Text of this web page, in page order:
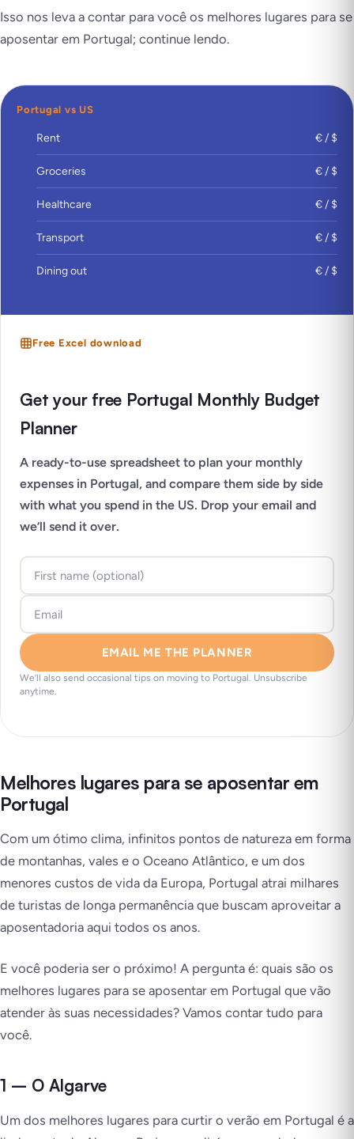
Isso nos leva a contar para você os melhores lugares para se
aposentar em Portugal; continue lendo.
Portugal vs US
Rent € / $
Groceries € / $
Healthcare € / $
Transport € / $
Dining out € / $
Free Excel download
Get your free Portugal Monthly Budget
Planner
A ready-to-use spreadsheet to plan your monthly
expenses in Portugal, and compare them side by side
with what you spend in the US. Drop your email and
we’ll send it over.
EMAIL ME THE PLANNER
We’ll also send occasional tips on moving to Portugal. Unsubscribe
anytime.
Melhores lugares para se aposentar em
Portugal
Com um ótimo clima, infinitos pontos de natureza em forma
de montanhas, vales e o Oceano Atlântico, e um dos
menores custos de vida da Europa, Portugal atrai milhares
de turistas de longa permanência que buscam aproveitar a
aposentadoria aqui todos os anos.
E você poderia ser o próximo! A pergunta é: quais são os
melhores lugares para se aposentar em Portugal que vão
atender às suas necessidades? Vamos contar tudo para
você.
1 – O Algarve
Um dos melhores lugares para curtir o verão em Portugal é a